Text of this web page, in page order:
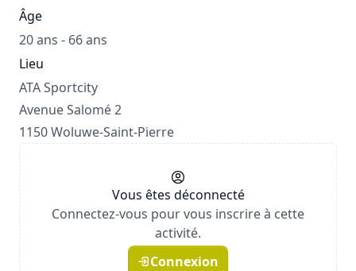
Âge
20 ans - 66 ans
Lieu
ATA Sportcity
Avenue Salomé 2
1150 Woluwe-Saint-Pierre
Vous êtes déconnecté
Connectez-vous pour vous inscrire à cette
activité.
Connexion